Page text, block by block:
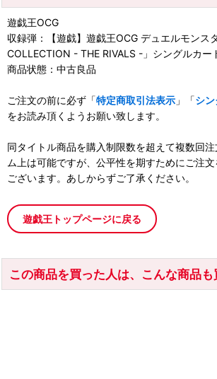
遊戯王OCG
収録弾：【遊戯】遊戯王OCG デュエルモンス
COLLECTION - THE RIVALS -」シングルカー
商品状態：中古良品
ご注文の前に必ず「特定商取引法表示 」「シ
をお読み頂くようお願い致します。
同タイトル商品を購入制限数を超えて複数回
ム上は可能ですが、公平性を期すためにご注
ございます。あしからずご了承ください。
遊戯王トップページに戻る
この商品を買った人は、こんな商品